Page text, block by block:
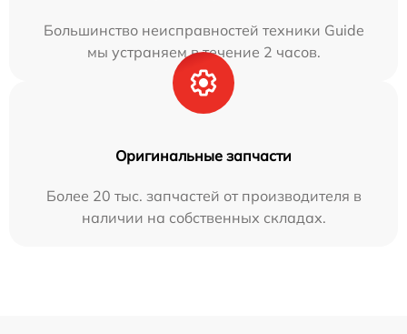
Большинство неисправностей техники Guide
мы устраняем в течение 2 часов.
Оригинальные запчасти
Более 20 тыс. запчастей от производителя в
наличии на собственных складах.